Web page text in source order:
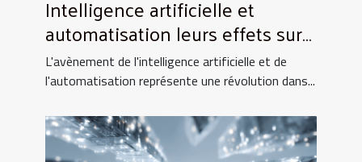
Intelligence artificielle et
automatisation leurs effets sur
les emplois en finance
L'avènement de l'intelligence artificielle et de
l'automatisation représente une révolution dans...